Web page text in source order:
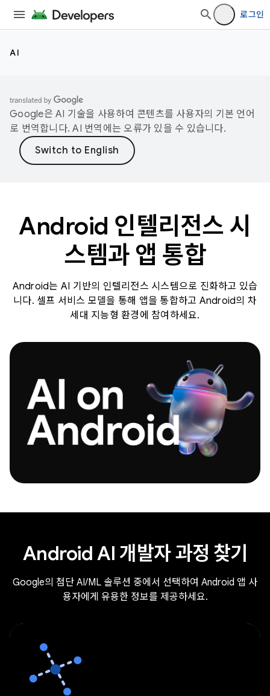
로그인
AI
Google은 AI 기술을 사용하여 콘텐츠를 사용자의 기본 언어
로 번역합니다. AI 번역에는 오류가 있을 수 있습니다.
Android 인텔리전스 시
스템과 앱 통합
Android는 AI 기반의 인텔리전스 시스템으로 진화하고 있습
니다. 셀프 서비스 모델을 통해 앱을 통합하고 Android의 차
세대 지능형 환경에 참여하세요.
Android AI 개발자 과정 찾기
Google의 첨단 AI/ML 솔루션 중에서 선택하여 Android 앱 사
용자에게 유용한 정보를 제공하세요.